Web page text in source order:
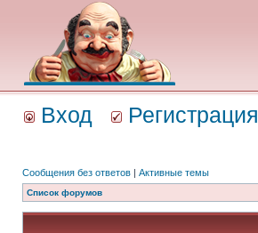
Вход Регистрация
Сообщения без ответов | Активные темы
Список форумов